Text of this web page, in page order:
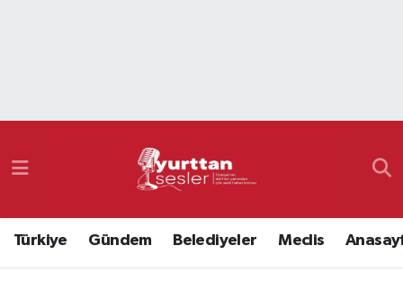
Türkiye Gündem Belediyeler Meclis
Namaz Vakitleri
Süper Lig Puan Durumu ve Fikstür